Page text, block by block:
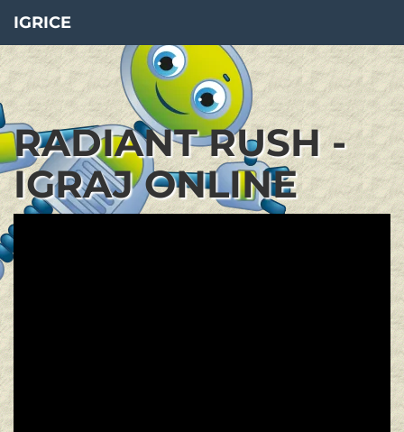
IGRICE
RADIANT RUSH -
IGRAJ ONLINE